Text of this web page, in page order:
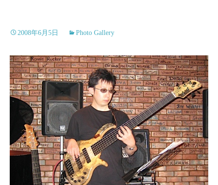
2008年6月5日 Photo Gallery